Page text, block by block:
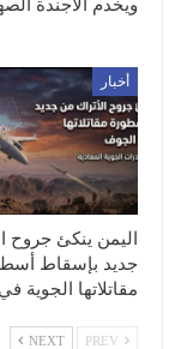
ويخدم الأجندة
أخبار
اليمن ينكئ جروح
جديد بإسقاط
مقاتلاتها الجوية
NEXT